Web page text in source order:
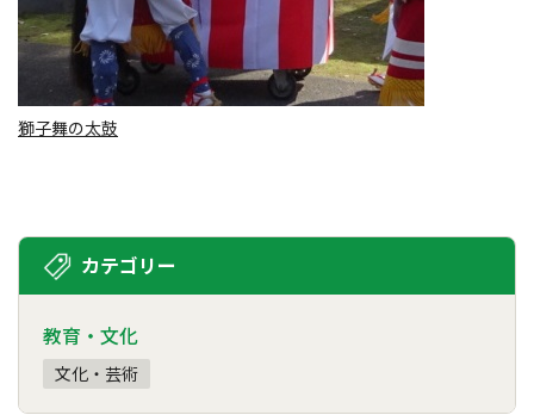
獅子舞の太鼓
カテゴリー
教育・文化
文化・芸術